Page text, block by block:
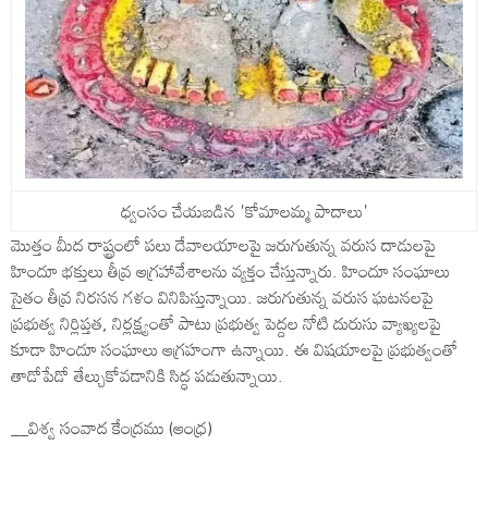
ధ్వంసం చేయబడిన 'కోమాలమ్మ పాదాలు'
మొత్తం మీద రాష్ట్రంలో పలు దేవాలయాలపై జరుగుతున్న వరుస దాడులపై
హిందూ భక్తులు తీవ్ర ఆగ్రహావేశాలను వ్యక్తం చేస్తున్నారు. హిందూ సంఘాలు
సైతం తీవ్ర నిరసన గళం వినిపిస్తున్నాయి. జరుగుతున్న వరుస ఘటనలపై
ప్రభుత్వ నిర్లిప్తత, నిర్లక్ష్యంతో పాటు ప్రభుత్వ పెద్దల నోటి దురుసు వ్యాఖ్యలపై
కూడా హిందూ సంఘాలు ఆగ్రహంగా ఉన్నాయి. ఈ విషయాలపై ప్రభుత్వంతో
తాడోపేడో తేల్చుకోవడానికి సిద్ధ పడుతున్నాయి.
__విశ్వ సంవాద కేంద్రము (ఆంధ్ర)